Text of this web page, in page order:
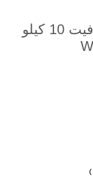
ماشین لباسشویی سامسونگ ظرفیت 10 کیلو